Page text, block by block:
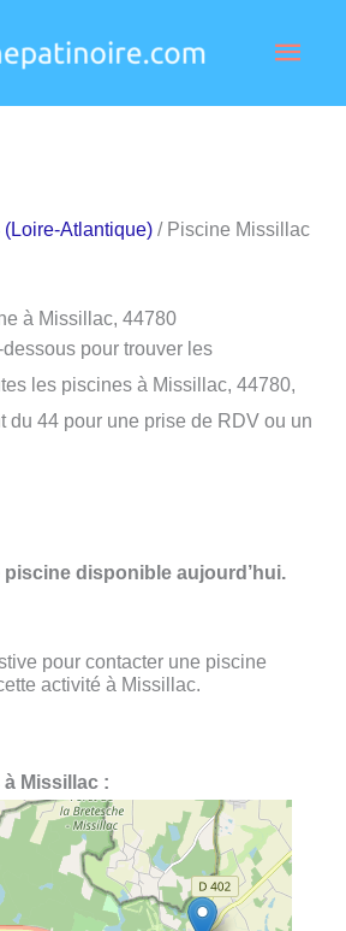
Atlantique) / Piscine Missillac
à Missillac, 44780
pour trouver les
les piscines à Missillac, 44780,
du 44 pour une prise de RDV ou un
disponible aujourd’hui.
pour contacter une piscine
activité à Missillac.
Missillac :